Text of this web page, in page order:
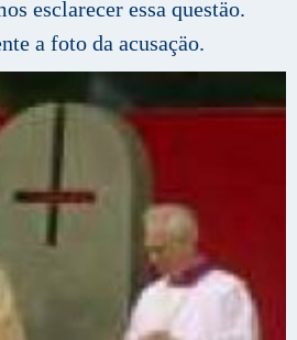
esclarecer essa questäo.
a foto da acusaçäo.